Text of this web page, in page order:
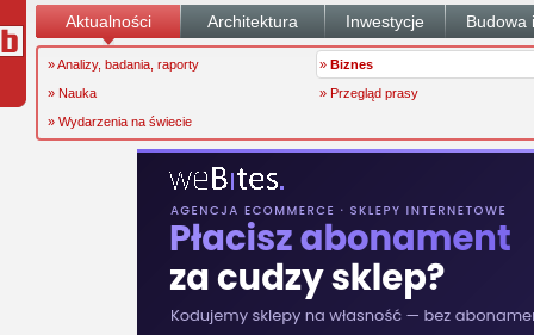
Aktualności Architektura Inwestycje Budowa
» Analizy, badania, raporty » Biznes
» Nauka
» Przegląd prasy
» Wydarzenia na świecie